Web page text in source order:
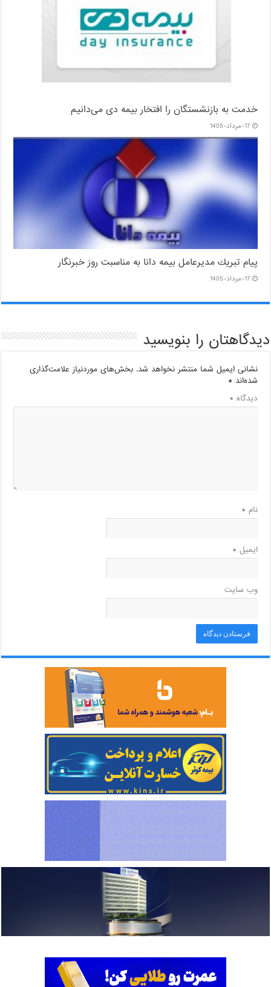
خدمت به بازنشستگان‌ را افتخار بیمه دی می‌دانیم
17-مرداد-1405
پیام ‌تبریك‌ مدیرعامل بیمه دانا به مناسبت روز خبرنگار
17-مرداد-1405
دیدگاهتان را بنویسید
نشانی ایمیل شما منتشر نخواهد شد. بخش‌های موردنیاز علامت‌گذاری
شده‌اند*
دیدگاه*
نام*
ایمیل*
وب‌ سایت